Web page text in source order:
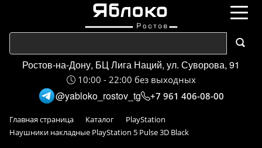
Ростов-на-Дону, БЦ Лига Наций, ул. Суворова, 91
10:00 - 22:00 без выходных
@yabloko_rostov_tg +7 961 406-08-00
Главная страница Каталог
PlayStation
Наушники накладные PlayStation 5 Pulse 3D Black